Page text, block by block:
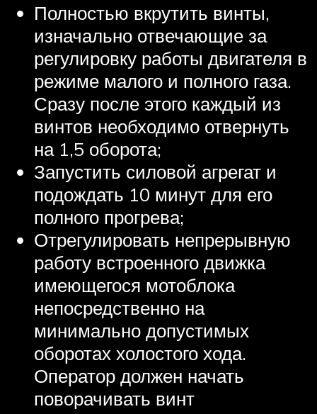
Полностью вкрутить винты,
изначально отвечающие за
регулировку работы двигателя в
режиме малого и полного газа.
Сразу после этого каждый из
винтов необходимо отвернуть
на 1,5 оборота;
Запустить силовой агрегат и
подождать 10 минут для его
полного прогрева;
Отрегулировать непрерывную
работу встроенного движка
имеющегося мотоблока
непосредственно на
минимально допустимых
оборотах холостого хода.
Оператор должен начать
поворачивать винт